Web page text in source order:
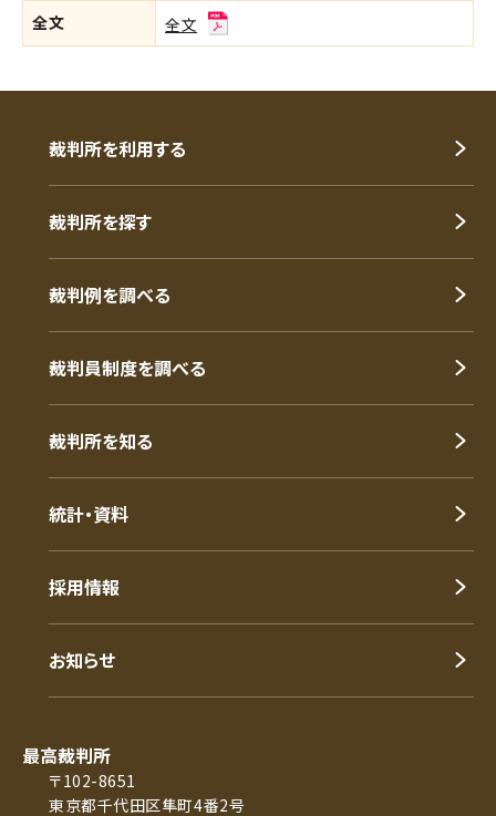
全文
全文
裁判所を利用する
裁判所を探す
裁判例を調べる
裁判員制度を調べる
裁判所を知る
統計・資料
採用情報
お知らせ
最高裁判所
〒102-8651
東京都千代田区隼町4番2号